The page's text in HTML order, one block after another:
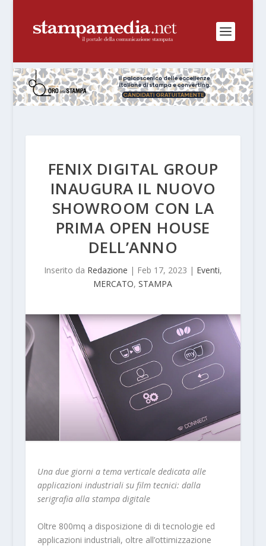
FENIX DIGITAL GROUP
INAUGURA IL NUOVO
SHOWROOM CON LA
PRIMA OPEN HOUSE
DELL’ANNO
Inserito da Redazione | Feb 17, 2023 | Eventi,
MERCATO,STAMPA
Una due giorni a tema verticale dedicata alle
applicazioni industriali su film tecnici: dalla
serigrafia alla stampa digitale
Oltre 800mq a disposizione di di tecnologie ed
applicazioni industriali, oltre all’ottimizzazione